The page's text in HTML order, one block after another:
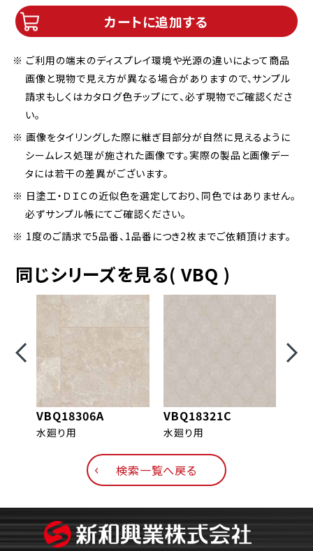
カートに追加する
※ ご利用の端末のディスプレイ環境や光源の違いによって商品
画像と現物で見え方が異なる場合がありますので、サンプル
請求もしくはカタログ色チップにて、必ず現物でご確認くださ
い。
※ 画像をタイリングした際に継ぎ目部分が自然に見えるように
シームレス処理が施された画像です。実際の製品と画像デー
タには若干の差異がございます。
※ 日塗工・ＤＩＣの近似色を選定しており、同色ではありません。
必ずサンプル帳にてご確認ください。
※ 1度のご請求で5品番、1品番につき2枚までご依頼頂けます。
同じシリーズを見る( VBQ )
VBQ18306A
水廻り用
VBQ18321C
水廻り用
検索一覧へ戻る